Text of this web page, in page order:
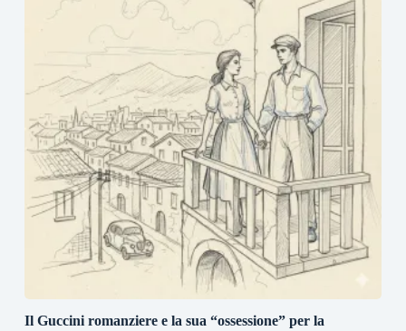
Il Guccini romanziere e la sua “ossessione” per la